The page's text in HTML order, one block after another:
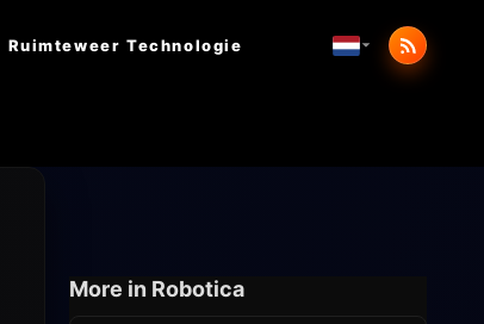
Ruimteweer Technologie
More in Robotica